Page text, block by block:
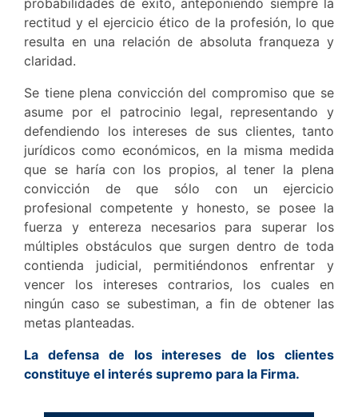
rectitud y el ejercicio ético de la profesión, lo que
resulta en una relación de absoluta franqueza y
claridad.
Se tiene plena convicción del compromiso que se
asume por el patrocinio legal, representando y
defendiendo los intereses de sus clientes, tanto
jurídicos como económicos, en la misma medida
que se haría con los propios, al tener la plena
convicción de que sólo con un ejercicio
profesional competente y honesto, se posee la
fuerza y entereza necesarios para superar los
múltiples obstáculos que surgen dentro de toda
contienda judicial, permitiéndonos enfrentar y
vencer los intereses contrarios, los cuales en
ningún caso se subestiman, a fin de obtener las
metas planteadas.
La defensa de los intereses de los clientes
constituye el interés supremo para la Firma.